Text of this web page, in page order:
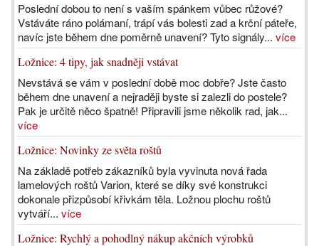
Poslední dobou to není s vaším spánkem vůbec růžové?
Vstáváte ráno polámaní, trápí vás bolesti zad a krční páteře,
navíc jste během dne poměrně unavení? Tyto signály... více
Ložnice: 4 tipy, jak snadněji vstávat
Nevstává se vám v poslední době moc dobře? Jste často
během dne unavení a nejraději byste si zalezli do postele?
Pak je určitě něco špatně! Připravili jsme několik rad, jak...
více
Ložnice: Novinky ze světa roštů
Na základě potřeb zákazníků byla vyvinuta nová řada
lamelových roštů Varion, které se díky své konstrukci
dokonale přizpůsobí křivkám těla. Ložnou plochu roštů
vytváří... více
Ložnice: Rychlý a pohodlný nákup akčních výrobků